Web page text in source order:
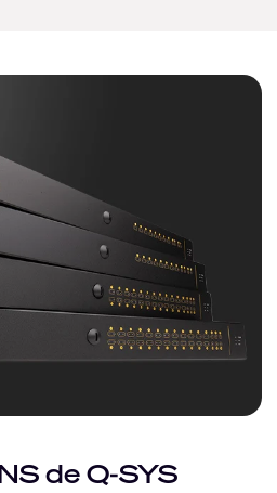
de Q-SYS